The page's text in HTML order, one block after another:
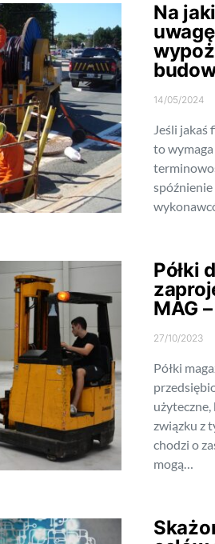
Na
14/05/2024
Jeśli jakaś
to
spóźnienie
Półki
MAG
27/10/2023
Półki
związku z
chodzi o
mogą…